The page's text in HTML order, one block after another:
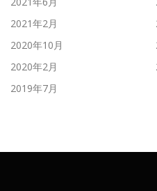
2021年2月
2020年10月
2020年2月
2019年7月